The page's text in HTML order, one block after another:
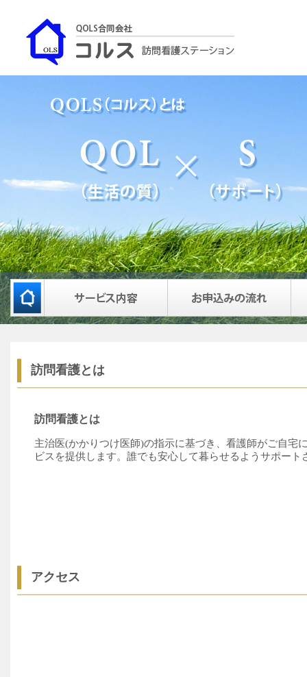
訪問看護とは
訪問看護とは
主治医(かかりつけ医師)の指示に基づき、看護師がご自宅
ビスを提供します。誰でも安心して暮らせるようサポート
アクセス